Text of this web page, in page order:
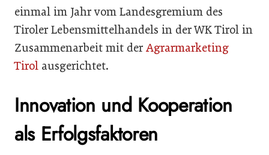
einmal im Jahr vom Landesgremium des
Tiroler Lebensmittelhandels in der WK Tirol in
Zusammenarbeit mit der Agrarmarketing
Tirol ausgerichtet.
Innovation und Kooperation
als Erfolgsfaktoren